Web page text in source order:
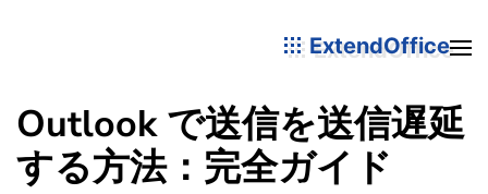
ExtendOffice
Outlook で送信を送信遅延
する方法：完全ガイド